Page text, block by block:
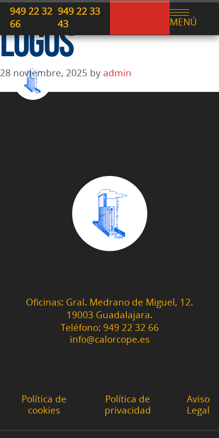
949 22 32
66
949 22 33
43
MENÚ
LOGOS
28 noviembre, 2025 by admin
Oficinas: Gral. Medrano de Miguel, 12.
19003 Guadalajara.
Teléfono: 949 22 32 66
info@calorcope.es
Política de
cookies
Política de
privacidad
Aviso
Legal